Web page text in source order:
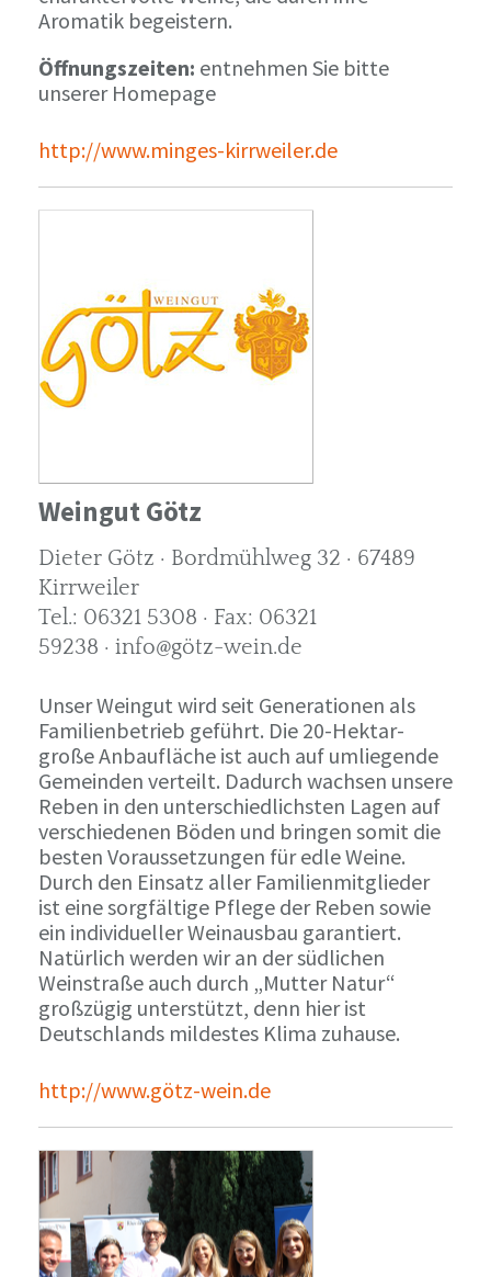
Aromatik begeistern.
Öffnungszeiten: entnehmen Sie bitte
unserer Homepage
http://www.minges-kirrweiler.de
Weingut Götz
Dieter Götz · Bordmühlweg 32 · 67489
Kirrweiler
Tel.: 06321 5308 · Fax: 06321
59238 · info@götz-wein.de
Unser Weingut wird seit Generationen als
Familienbetrieb geführt. Die 20-Hektar-
große Anbaufläche ist auch auf umliegende
Gemeinden verteilt. Dadurch wachsen unsere
Reben in den unterschiedlichsten Lagen auf
verschiedenen Böden und bringen somit die
besten Voraussetzungen für edle Weine.
Durch den Einsatz aller Familienmitglieder
ist eine sorgfältige Pflege der Reben sowie
ein individueller Weinausbau garantiert.
Natürlich werden wir an der südlichen
Weinstraße auch durch „Mutter Natur“
großzügig unterstützt, denn hier ist
Deutschlands mildestes Klima zuhause.
http://www.götz-wein.de